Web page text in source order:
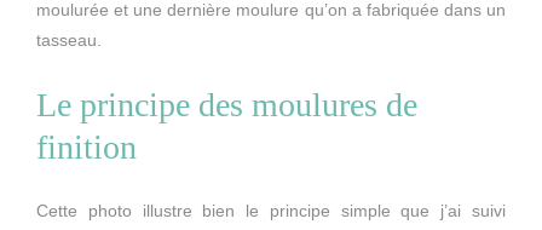
moulurée et une dernière moulure qu’on a fabriquée dans un
tasseau.
Le principe des moulures de
finition
Cette photo illustre bien le principe simple que j’ai suivi